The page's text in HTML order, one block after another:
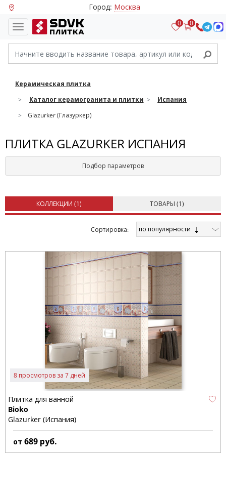
Город: Москва
0 0
Керамическая плитка
Каталог керамогранита и плитки
Испания
Glazurker (Глазуркер)
ПЛИТКА GLAZURKER ИСПАНИЯ
Подбор параметров
КОЛЛЕКЦИИ (1) ТОВАРЫ (1)
Cортировка: по популярности
8 просмотров за 7 дней
Плитка для ванной
Bioko
Glazurker (Испания)
от 689 руб.